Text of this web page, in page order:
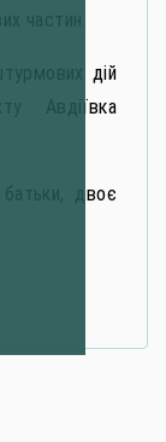
частин.
дій
Авдіївка
двоє